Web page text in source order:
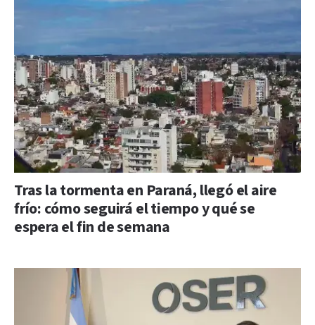
Tras la tormenta en Paraná, llegó el aire
frío: cómo seguirá el tiempo y qué se
espera el fin de semana